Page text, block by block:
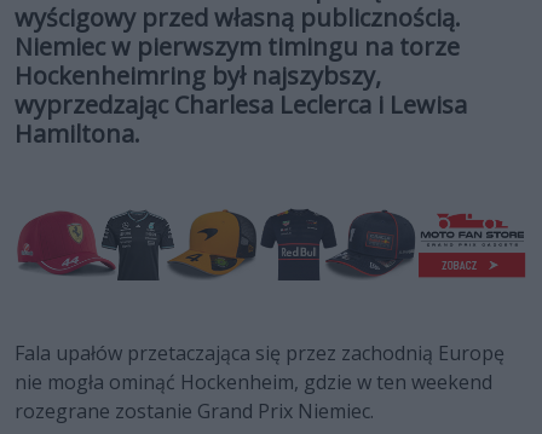
wyścigowy przed własną publicznością.
Niemiec w pierwszym timingu na torze
Hockenheimring był najszybszy,
wyprzedzając Charlesa Leclerca i Lewisa
Hamiltona.
Fala upałów przetaczająca się przez zachodnią Europę
nie mogła ominąć Hockenheim, gdzie w ten weekend
rozegrane zostanie Grand Prix Niemiec.